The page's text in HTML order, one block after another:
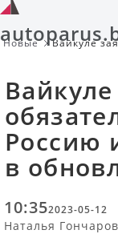
Новые
Вайкуле
Россию
в
10:352023-05-12
Наталья